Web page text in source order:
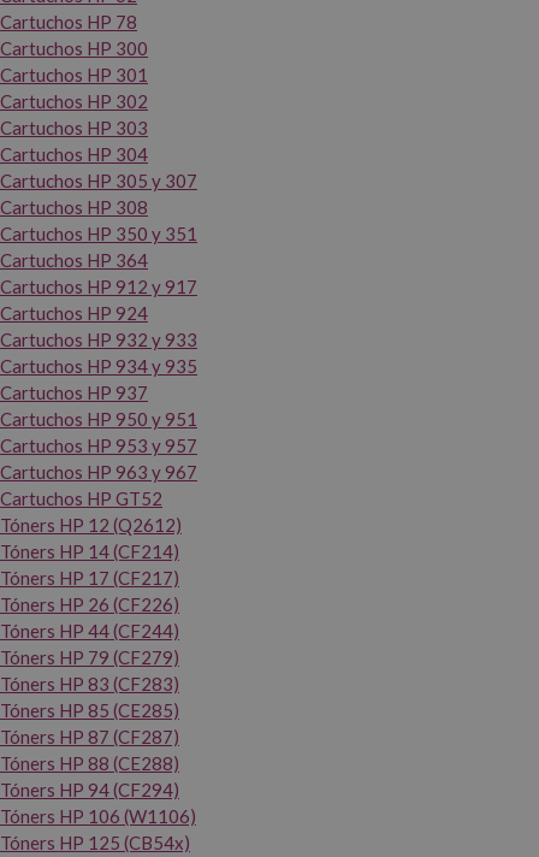
Cartuchos HP 78
Cartuchos HP 300
Cartuchos HP 301
Cartuchos HP 302
Cartuchos HP 303
Cartuchos HP 304
Cartuchos HP 305 y 307
Cartuchos HP 308
Cartuchos HP 350 y 351
Cartuchos HP 364
Cartuchos HP 912 y 917
Cartuchos HP 924
Cartuchos HP 932 y 933
Cartuchos HP 934 y 935
Cartuchos HP 937
Cartuchos HP 950 y 951
Cartuchos HP 953 y 957
Cartuchos HP 963 y 967
Cartuchos HP GT52
Tóners HP 12 (Q2612)
Tóners HP 14 (CF214)
Tóners HP 17 (CF217)
Tóners HP 26 (CF226)
Tóners HP 44 (CF244)
Tóners HP 79 (CF279)
Tóners HP 83 (CF283)
Tóners HP 85 (CE285)
Tóners HP 87 (CF287)
Tóners HP 88 (CE288)
Tóners HP 94 (CF294)
Tóners HP 106 (W1106)
Tóners HP 125 (CB54x)